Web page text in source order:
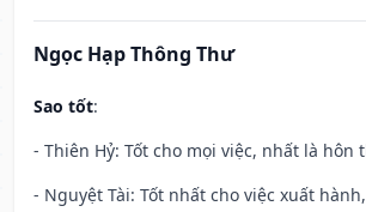
Ngọc Hạp Thông Thư
Sao tốt:
- Thiên Hỷ: Tốt cho mọi việc, nhất là hôn
- Nguyệt Tài: Tốt nhất cho việc xuất